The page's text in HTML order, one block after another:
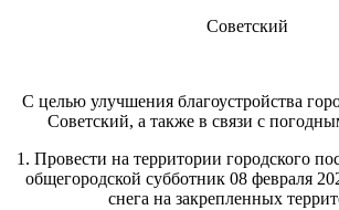
Советский
С целью улучшения благоустройства
Советский, а также в связи с
1. Провести на территории городского
общегородской субботник 08 февраля
снега на закрепленных